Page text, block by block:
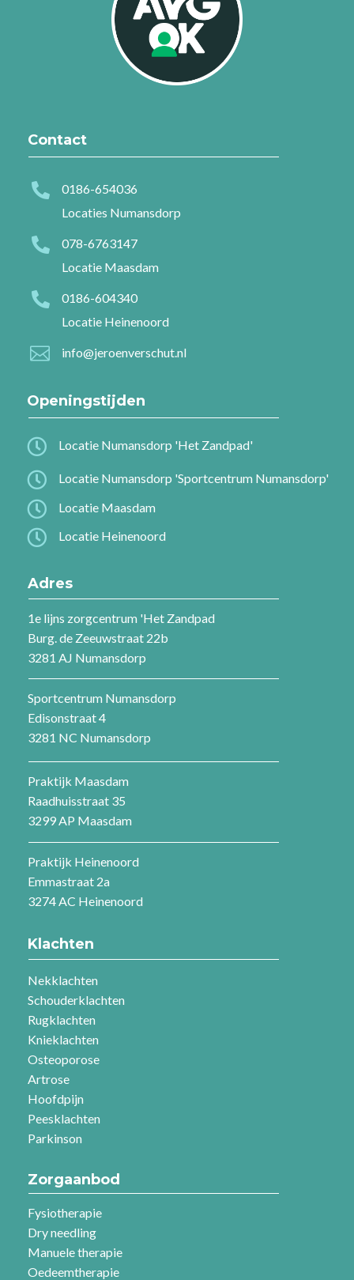
Contact

0186-654036
Locaties Numansdorp

078-6763147
Locatie Maasdam

0186-604340
Locatie Heinenoord
 info@jeroenverschut.nl
Openingstijden
 Locatie Numansdorp 'Het Zandpad'
 Locatie Numansdorp 'Sportcentrum Numansdorp'
 Locatie Maasdam
 Locatie Heinenoord
Adres
1e lijns zorgcentrum 'Het Zandpad
Burg. de Zeeuwstraat 22b
3281 AJ Numansdorp
Sportcentrum Numansdorp
Edisonstraat 4
3281 NC Numansdorp
Praktijk Maasdam
Raadhuisstraat 35
3299 AP Maasdam
Praktijk Heinenoord
Emmastraat 2a
3274 AC Heinenoord
Klachten
Nekklachten
Schouderklachten
Rugklachten
Knieklachten
Osteoporose
Artrose
Hoofdpijn
Peesklachten
Parkinson
Zorgaanbod
Fysiotherapie
Dry needling
Manuele therapie
Oedeemtherapie